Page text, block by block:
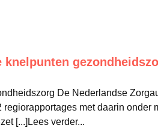
knelpunten
De Nederlandse
met daarin onder
[...]Lees verder...